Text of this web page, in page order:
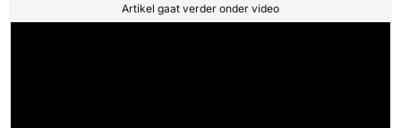
Artikel gaat verder onder video